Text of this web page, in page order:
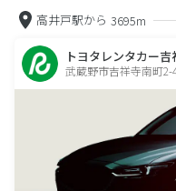
高井戸駅から 3695m
トヨタレンタカー
武蔵野市吉祥寺南町2-